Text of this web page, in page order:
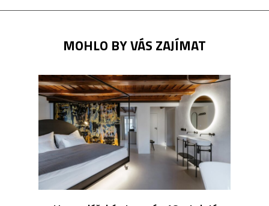
MOHLO BY VÁS ZAJÍMAT